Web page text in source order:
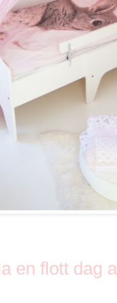
en flott dag